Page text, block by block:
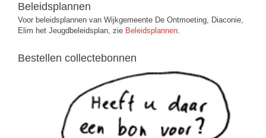
Beleidsplannen
Voor beleidsplannen van Wijkgemeente De Ontmoeting, Diaconie,
Elim het Jeugdbeleidsplan, zie Beleidsplannen.
Bestellen collectebonnen